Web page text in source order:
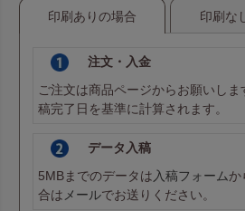
印刷ありの場合 印刷な
注文・入金
ご注文は商品ページからお願いし
稿完了日を基準に計算されます。
データ入稿
5MBまでのデータは入稿フォームか
合はメールでお送りください。